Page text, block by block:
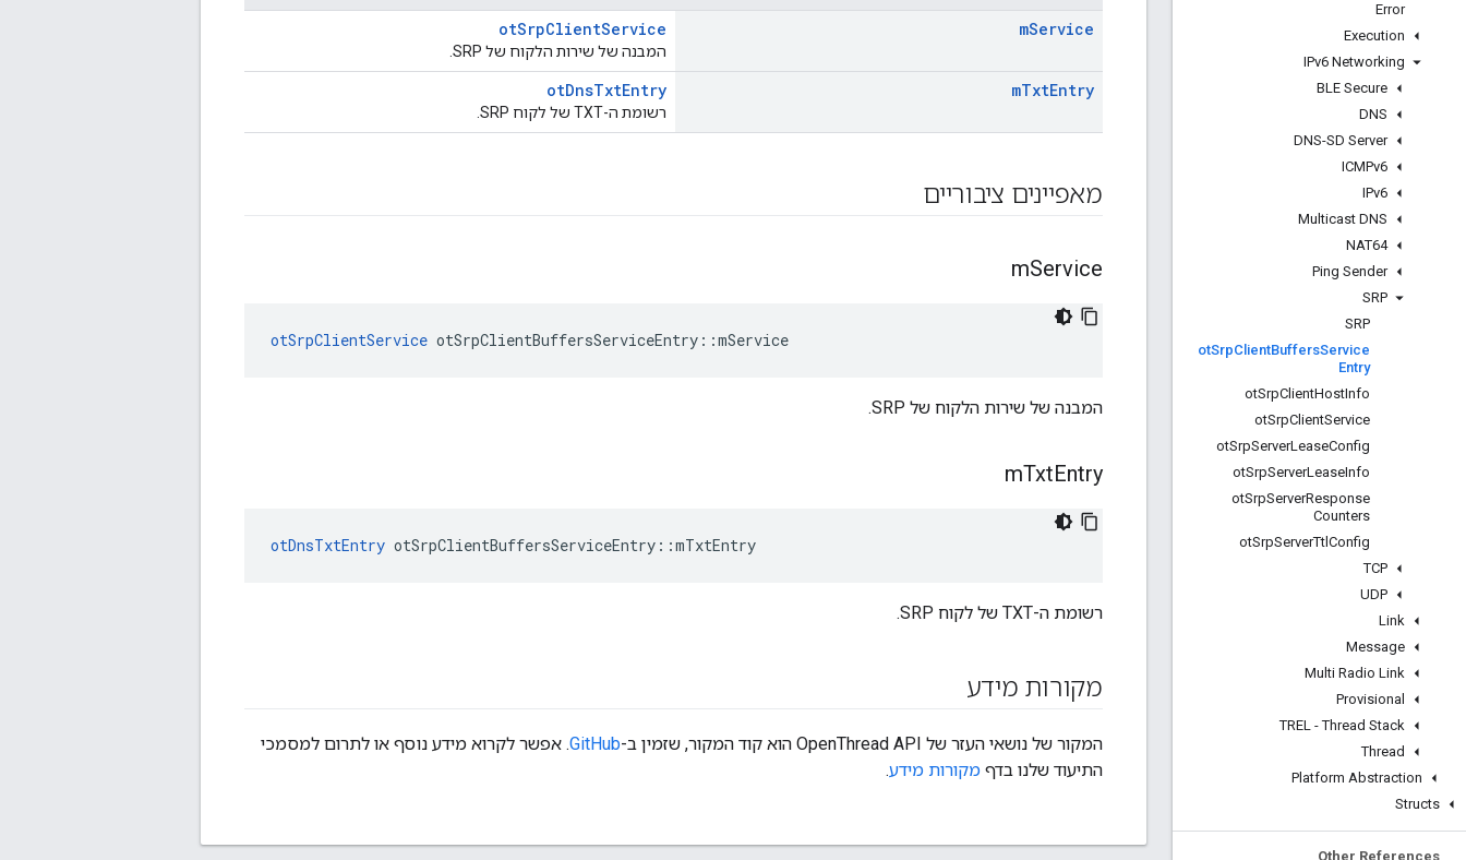
Error
Execution
IPv6 Networking
BLE Secure
DNS
DNS-SD Server
ICMPv6
IPv6
Multicast DNS
NAT64
Ping Sender
SRP
SRP
otSrpClientBuffersService
Entry
otSrpClientHostInfo
otSrpClientService
otSrpServerLeaseConfig
otSrpServerLeaseInfo
otSrpServerResponse
Counters
otSrpServerTtl Config
TCP
UDP
Link
Message
Multi Radio Link
Provisional
TREL - Thread Stack
Thread
Platform Abstraction
Structs
Other References
mService
otSrpClientService
המבנה של שירות הלקוח של SRP.
mTxtEntry
otDnsTxtEntry
רשומת ה-TXT של לקוח SRP.
מאפיינים ציבוריים
mService
otSrpClientService otSrpClientBuffersServiceEntry ::mService
המבנה של שירות הלקוח של SRP.
mTxtEntry
otDnsTxtEntry otSrpClientBuffersServiceEntry ::mTxtEntry
רשומת ה-TXT של לקוח SRP.
מקורות מידע
המקור של נושאי העזר של OpenThread API הוא קוד המקור, שזמין ב- GitHub. אפשר לקרוא מידע נוסף או לתרום למסמכי
התיעוד שלנו בדף מקורות מידע.